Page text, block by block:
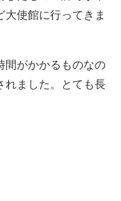
大使館に行ってきま
間がかかるものなの
れました。とても長